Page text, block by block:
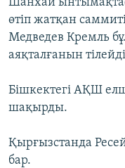
Басқа тілдерде
өтіп жатқан
Медведев Кремль
аяқталғанын
Бішкектегі АҚШ
шақырды.
Қырғызстанда
бар.